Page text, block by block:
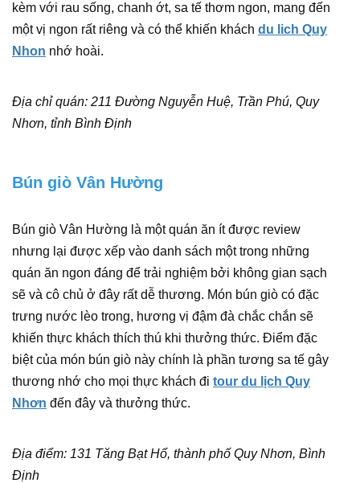
kèm với rau sống, chanh ớt, sa tế thơm ngon, mang đến
một vị ngon rất riêng và có thể khiến khách du lich Quy
Nhon nhớ hoài.
Địa chỉ quán: 211 Đường Nguyễn Huệ, Trần Phú, Quy
Nhơn, tỉnh Bình Định
Bún giò Vân Hường
Bún giò Vân Hường là một quán ăn ít được review
nhưng lại được xếp vào danh sách một trong những
quán ăn ngon đáng để trải nghiệm bởi không gian sạch
sẽ và cô chủ ở đây rất dễ thương. Món bún giò có đặc
trưng nước lèo trong, hương vị đậm đà chắc chắn sẽ
khiến thực khách thích thú khi thưởng thức. Điểm đặc
biệt của món bún giò này chính là phần tương sa tế gây
thương nhớ cho mọi thực khách đi tour du lịch Quy
Nhơn đến đây và thưởng thức.
Địa điểm: 131 Tăng Bạt Hổ, thành phố Quy Nhơn, Bình
Định